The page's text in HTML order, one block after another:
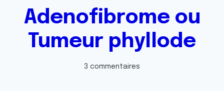
Adenofibrome ou
Tumeur phyllode
3 commentaires